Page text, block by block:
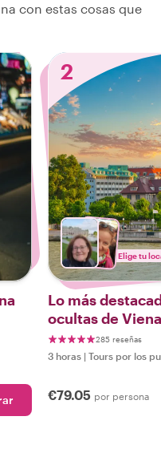
con estas cosas que
2
Elige tu
Lo más
ocultas de Viena
285 reseñas
3 horas | Tours por los
€79.05 por persona